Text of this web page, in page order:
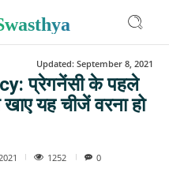
Updated: September 8, 2021
प्रेगनेंसी के पहले
यह चीजें वरना हो
1252 0